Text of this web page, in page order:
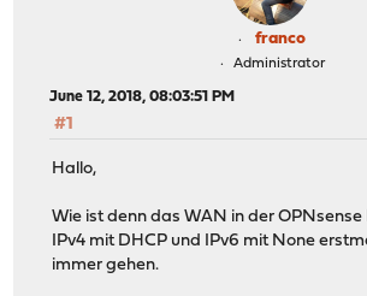
franco
Administrator
June 12, 2018, 08:03:51 PM
#1
Hallo,
Wie ist denn das WAN in der
IPv4 mit DHCP und IPv6 mit None
immer gehen.